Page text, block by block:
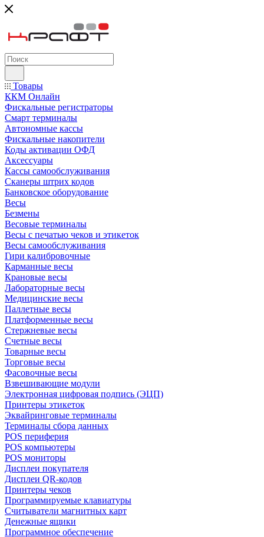
Товары
ККМ Онлайн
Фискальные регистраторы
Смарт терминалы
Автономные кассы
Фискальные накопители
Коды активации ОФД
Аксессуары
Кассы самообслуживания
Сканеры штрих кодов
Банковское оборудование
Весы
Безмены
Весовые терминалы
Весы с печатью чеков и этикеток
Весы самообслуживания
Гири калибровочные
Карманные весы
Крановые весы
Лабораторные весы
Медицинские весы
Паллетные весы
Платформенные весы
Стержневые весы
Счетные весы
Товарные весы
Торговые весы
Фасовочные весы
Взвешивающие модули
Электронная цифровая подпись (ЭЦП)
Принтеры этикеток
Эквайринговые терминалы
Терминалы сбора данных
POS периферия
POS компьютеры
POS мониторы
Дисплеи покупателя
Дисплеи QR-кодов
Принтеры чеков
Программируемые клавиатуры
Считыватели магнитных карт
Денежные ящики
Программное обеспечение